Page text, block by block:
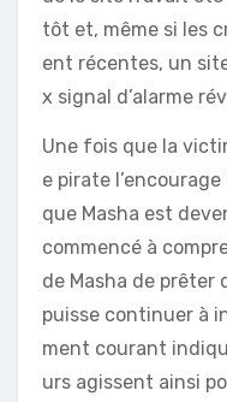
tôt et, même si les
ent récentes, un
x signal d’alarme
Une fois que la
e pirate
que Masha est
commencé à
de Masha de prêter
puisse continuer à
ment courant
urs agissent ainsi